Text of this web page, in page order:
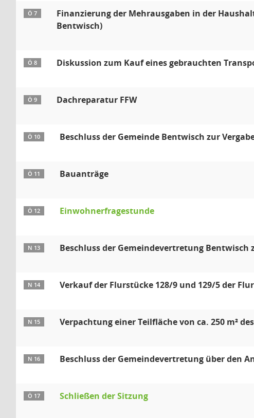
Ö 7
Finanzierung der Mehrausgaben in der
Bentwisch)
Ö 8 Diskussion zum Kauf eines gebrauchten
Ö 9 Dachreparatur FFW
Ö 10 Beschluss der Gemeinde Bentwisch zur
Ö 11 Bauanträge
Ö 12 Einwohnerfragestunde
N 13 Beschluss der Gemeindevertretung
N 14 Verkauf der Flurstücke 128/9 und 129/5 der
N 15 Verpachtung einer Teilfläche von ca. 250 m²
N 16 Beschluss der Gemeindevertretung über den
Ö 17 Schließen der Sitzung